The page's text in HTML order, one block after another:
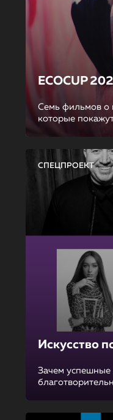
ECOCUP
Семь фильмов о
которые
СПЕЦПРОЕКТ
Искусство
Зачем